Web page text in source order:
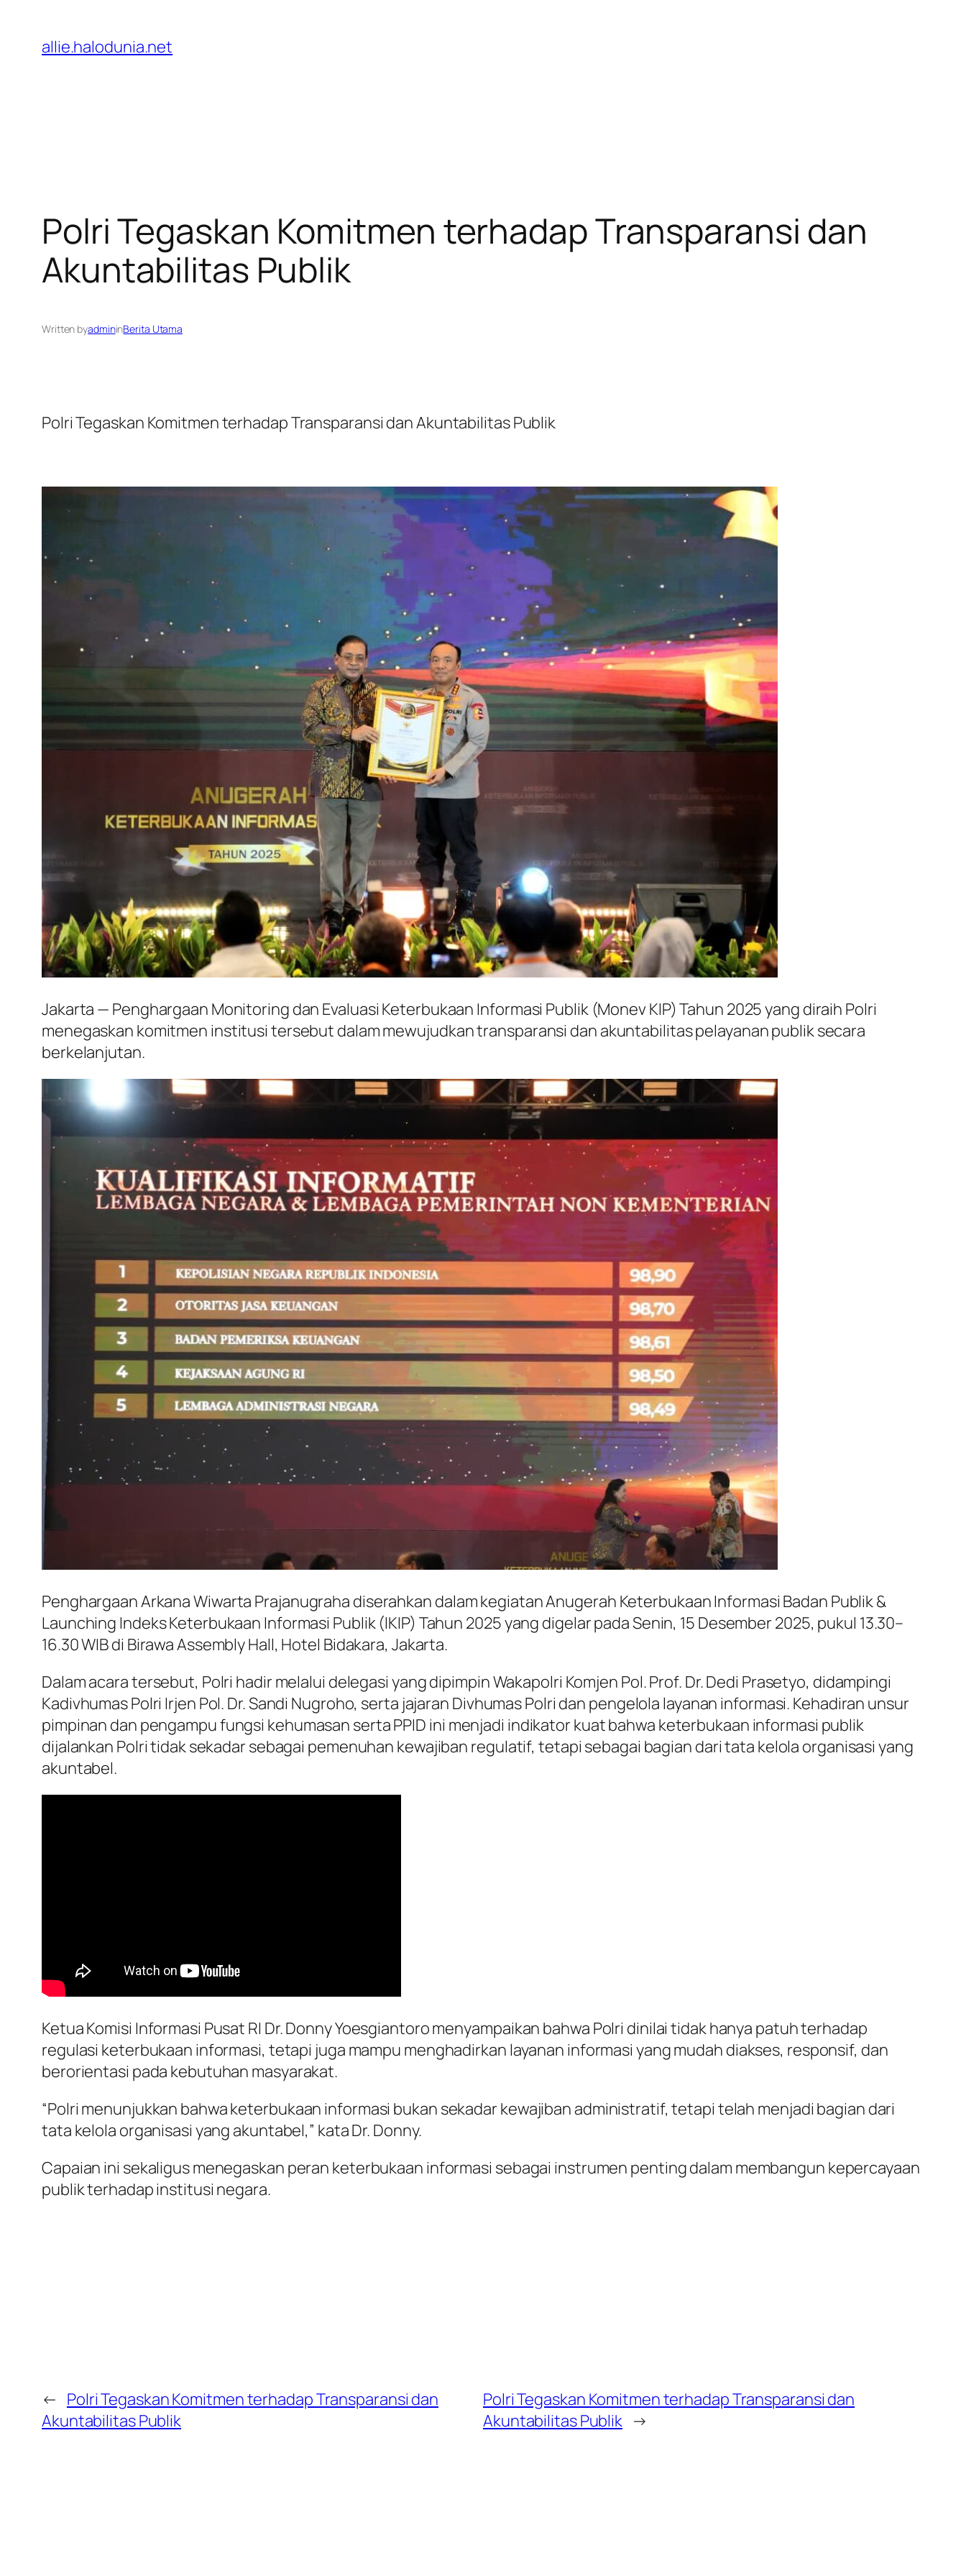
konten
allie.halodunia.net
Polri Tegaskan Komitmen terhadap Transparansi dan
Akuntabilitas Publik
Written byadmininBerita Utama
Polri Tegaskan Komitmen terhadap Transparansi dan Akuntabilitas Publik
Jakarta — Penghargaan Monitoring dan Evaluasi Keterbukaan Informasi Publik (Monev KIP) Tahun 2025 yang diraih Polri
menegaskan komitmen institusi tersebut dalam mewujudkan transparansi dan akuntabilitas pelayanan publik secara
berkelanjutan.
Penghargaan Arkana Wiwarta Prajanugraha diserahkan dalam kegiatan Anugerah Keterbukaan Informasi Badan Publik &
Launching Indeks Keterbukaan Informasi Publik (IKIP) Tahun 2025 yang digelar pada Senin, 15 Desember 2025, pukul 13.30–
16.30 WIB di Birawa Assembly Hall, Hotel Bidakara, Jakarta.
Dalam acara tersebut, Polri hadir melalui delegasi yang dipimpin Wakapolri Komjen Pol. Prof. Dr. Dedi Prasetyo, didampingi
Kadivhumas Polri Irjen Pol. Dr. Sandi Nugroho, serta jajaran Divhumas Polri dan pengelola layanan informasi. Kehadiran unsur
pimpinan dan pengampu fungsi kehumasan serta PPID ini menjadi indikator kuat bahwa keterbukaan informasi publik
dijalankan Polri tidak sekadar sebagai pemenuhan kewajiban regulatif, tetapi sebagai bagian dari tata kelola organisasi yang
akuntabel.
Ketua Komisi Informasi Pusat RI Dr. Donny Yoesgiantoro menyampaikan bahwa Polri dinilai tidak hanya patuh terhadap
regulasi keterbukaan informasi, tetapi juga mampu menghadirkan layanan informasi yang mudah diakses, responsif, dan
berorientasi pada kebutuhan masyarakat.
“Polri menunjukkan bahwa keterbukaan informasi bukan sekadar kewajiban administratif, tetapi telah menjadi bagian dari
tata kelola organisasi yang akuntabel,” kata Dr. Donny.
Capaian ini sekaligus menegaskan peran keterbukaan informasi sebagai instrumen penting dalam membangun kepercayaan
publik terhadap institusi negara.
← Polri Tegaskan Komitmen terhadap Transparansi dan
Akuntabilitas Publik
Polri Tegaskan Komitmen terhadap Transparansi dan
Akuntabilitas Publik →